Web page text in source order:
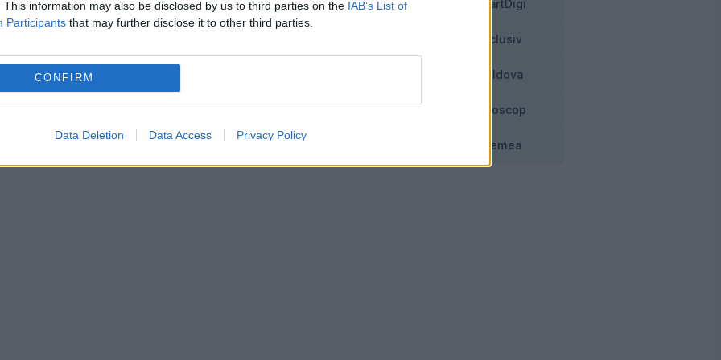
This information may also be disclosed by us to third parties on the IAB’s List of
Participants that may further disclose it to other third parties.
CONFIRM
Data Deletion Data Access Privacy Policy
S-a urcat pe podul Pero, din Bristol, și
va rezolva problema.
fost primită cu entuziasm în rândul britanicilor,
SmartDigi
Exclusiv
Moldova
Horoscop
Vremea